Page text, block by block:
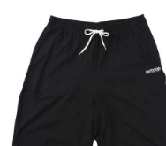
6L/125～140/32/48/160/74
7L/135～150/32/50/170/76
8L/145～160/32/52/180/78
単位はcm
※【返品交換について】
返品交換希望の方は、商品到着後1
下着(肌着)やワイシャツは商品の
ご了承くださいませ。